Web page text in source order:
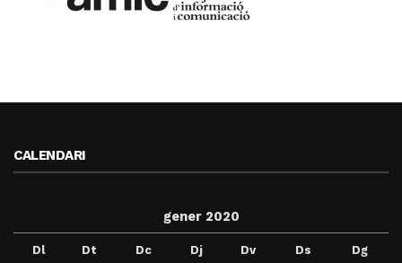
CALENDARI
gener 2020
Dl Dt Dc Dj Dv Ds Dg